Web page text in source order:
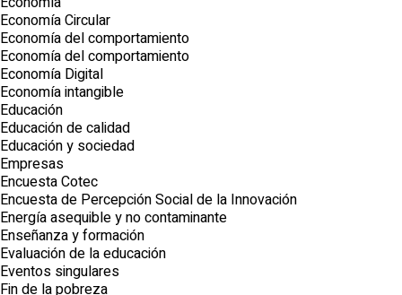
Economía Circular
Economía del comportamiento
Economía del comportamiento
Economía Digital
Economía intangible
Educación
Educación de calidad
Educación y sociedad
Empresas
Encuesta Cotec
Encuesta de Percepción Social de la Innovación
Energía asequible y no contaminante
Enseñanza y formación
Evaluación de la educación
Eventos singulares
Fin de la pobreza